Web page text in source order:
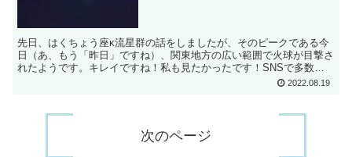
先日、はくちょう座κ流星群の話をしましたが、そのピークである今
日（あ、もう「昨日」ですね）、関東地方の広い範囲で火球が目撃さ
れたようです。キレイですね！私も見たかったです！SNSで多数の
2022.08.19
次のページ